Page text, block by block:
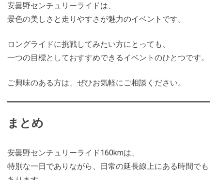
安曇野センチュリーライドは、
景色の美しさと走りやすさが魅力のイベントです。
ロングライドに挑戦してみたい方にとっても、
一つの目標としておすすめできるイベントのひとつです。
ご興味のある方は、ぜひお気軽にご相談ください。
まとめ
安曇野センチュリーライド160kmは、
特別な一日でありながら、日常の延長線上にある時間でも